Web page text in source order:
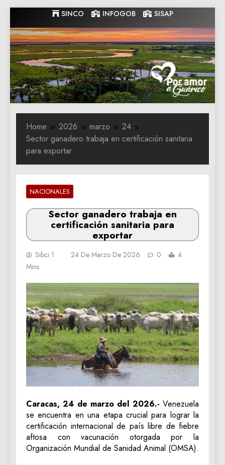
to
content
SINCO INFOGOB SISAP
Gobernacion
de Guarico
Gobernacion de Guarico
Home 2026 marzo
24
Sector ganadero trabaja en certificación sanitaria
para exportar
NACIONALES
Sector ganadero trabaja en
certificación sanitaria para
exportar
Sibci 1 24 De Marzo De 2026 0
4
Mins
Caracas, 24 de marzo del 2026.- Venezuela
se encuentra en una etapa crucial para lograr la
certificación internacional de país libre de fiebre
aftosa con vacunación otorgada por la
Organización Mundial de Sanidad Animal (OMSA).